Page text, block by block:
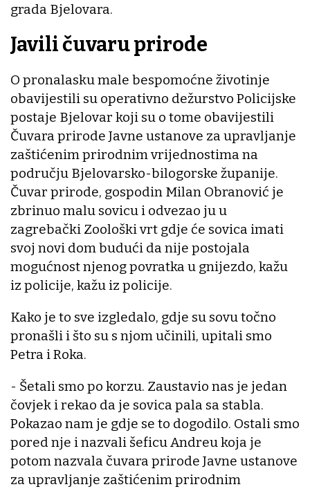
grada Bjelovara.
Javili čuvaru prirode
O pronalasku male bespomoćne životinje
obavijestili su operativno dežurstvo Policijske
postaje Bjelovar koji su o tome obavijestili
Čuvara prirode Javne ustanove za upravljanje
zaštićenim prirodnim vrijednostima na
području Bjelovarsko-bilogorske županije.
Čuvar prirode, gospodin Milan Obranović je
zbrinuo malu sovicu i odvezao ju u
zagrebački Zoološki vrt gdje će sovica imati
svoj novi dom budući da nije postojala
mogućnost njenog povratka u gnijezdo, kažu
iz policije, kažu iz policije.
Kako je to sve izgledalo, gdje su sovu točno
pronašli i što su s njom učinili, upitali smo
Petra i Roka.
- Šetali smo po korzu. Zaustavio nas je jedan
čovjek i rekao da je sovica pala sa stabla.
Pokazao nam je gdje se to dogodilo. Ostali smo
pored nje i nazvali šeficu Andreu koja je
potom nazvala čuvara prirode Javne ustanove
za upravljanje zaštićenim prirodnim